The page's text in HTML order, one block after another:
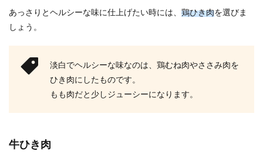
あっさりとヘルシーな味に仕上げたい時には、 鶏ひき肉を選びま
しょう。
淡白でヘルシーな味なのは、鶏むね肉やささみ肉を
ひき肉にしたものです。
もも肉だと少しジューシーになります。
牛ひき肉